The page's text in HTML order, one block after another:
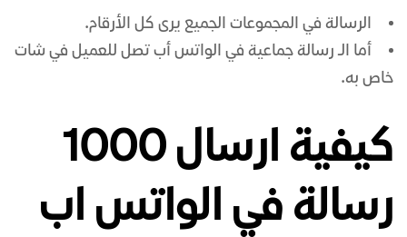
الرسالة في المجموعات الجميع يرى كل الأرقام.
أما الـ رسالة جماعية في الواتس أب تصل للعميل في شات
خاص به.
كيفية ارسال 1000
رسالة في الواتس اب